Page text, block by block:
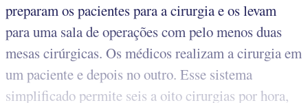
preparam os pacientes para a cirurgia e os levam
para uma sala de operações com pelo menos duas
mesas cirúrgicas. Os médicos realizam a cirurgia em
um paciente e depois no outro. Esse sistema
simplificado permite seis a oito cirurgias por hora,